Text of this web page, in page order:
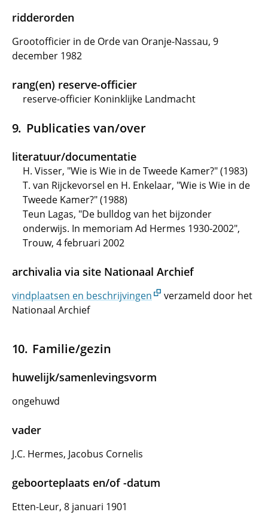
ridderorden
Grootofficier in de Orde van Oranje-Nassau, 9
december 1982
rang(en) reserve-officier
reserve-officier Koninklijke Landmacht
Publicaties van/over
literatuur/documentatie
H. Visser, "Wie is Wie in de Tweede Kamer?" (1983)
T. van Rijckevorsel en H. Enkelaar, "Wie is Wie in de
Tweede Kamer?" (1988)
Teun Lagas, "De bulldog van het bijzonder
onderwijs. In memoriam Ad Hermes 1930-2002",
Trouw, 4 februari 2002
archivalia via site Nationaal Archief
vindplaatsen en beschrijvingen
verzameld door het
Nationaal Archief
Familie/gezin
huwelijk/samenlevingsvorm
ongehuwd
vader
J.C. Hermes, Jacobus Cornelis
geboorteplaats en/of -datum
Etten-Leur, 8 januari 1901